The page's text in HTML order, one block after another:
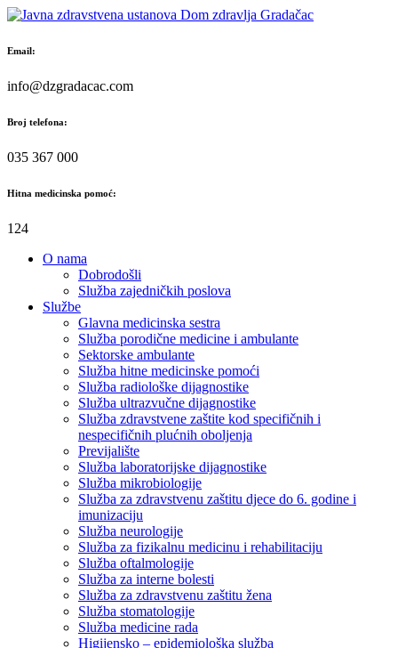
Skip
content
Email:
info@dzgradacac.com
Broj telefona:
035 367 000
Hitna medicinska pomoć:
124
O nama
Dobrodošli
Služba zajedničkih poslova
Službe
Glavna medicinska sestra
Služba porodične medicine i ambulante
Sektorske ambulante
Služba hitne medicinske pomoći
Služba radiološke dijagnostike
Služba ultrazvučne dijagnostike
Služba zdravstvene zaštite kod specifičnih i
nespecifičnih plućnih oboljenja
Previjalište
Služba laboratorijske dijagnostike
Služba mikrobiologije
Služba za zdravstvenu zaštitu djece do 6. godine i
imunizaciju
Služba neurologije
Služba za fizikalnu medicinu i rehabilitaciju
Služba oftalmologije
Služba za interne bolesti
Služba za zdravstvenu zaštitu žena
Služba stomatologije
Služba medicine rada
Higijensko – epidemiološka služba